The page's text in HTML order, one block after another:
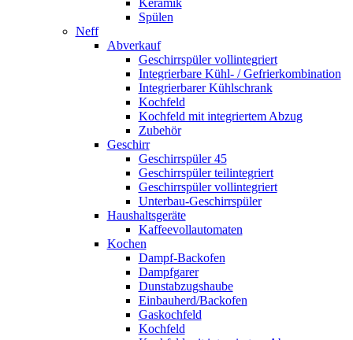
Keramik
Spülen
Neff
Abverkauf
Geschirrspüler vollintegriert
Integrierbare Kühl- / Gefrierkombination
Integrierbarer Kühlschrank
Kochfeld
Kochfeld mit integriertem Abzug
Zubehör
Geschirr
Geschirrspüler 45
Geschirrspüler teilintegriert
Geschirrspüler vollintegriert
Unterbau-Geschirrspüler
Haushaltsgeräte
Kaffeevollautomaten
Kochen
Dampf-Backofen
Dampfgarer
Dunstabzugshaube
Einbauherd/Backofen
Gaskochfeld
Kochfeld